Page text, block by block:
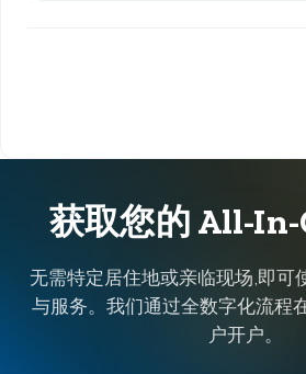
获取您的 All-In-
无需特定居住地或亲临现场,即可
与服务。我们通过全数字化流程
户开户。